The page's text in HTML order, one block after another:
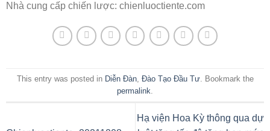
Nhà cung cấp chiến lược: chienluoctiente.com
This entry was posted in Diễn Đàn, Đào Tạo Đầu Tư. Bookmark the
permalink
Hạ viện Hoa Kỳ thông qua dự